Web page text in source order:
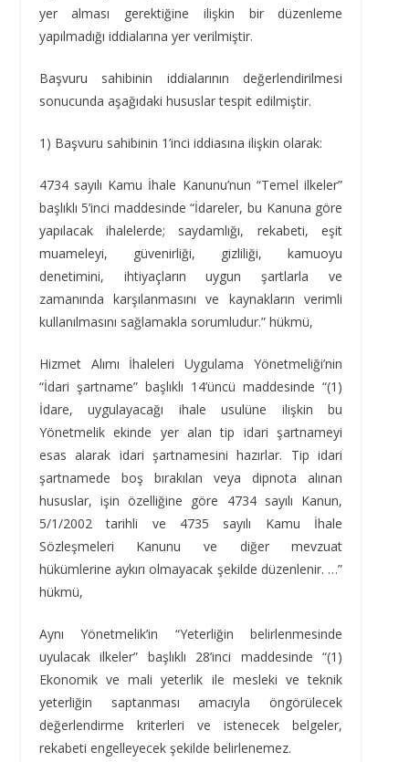
yer alması gerektiğine ilişkin bir düzenleme
yapılmadığı iddialarına yer verilmiştir.
Başvuru sahibinin iddialarının değerlendirilmesi
sonucunda aşağıdaki hususlar tespit edilmiştir.
1) Başvuru sahibinin 1’inci iddiasına ilişkin olarak:
4734 sayılı Kamu İhale Kanunu’nun “Temel ilkeler”
başlıklı 5’inci maddesinde “İdareler, bu Kanuna göre
yapılacak ihalelerde; saydamlığı, rekabeti, eşit
muameleyi, güvenirliği, gizliliği, kamuoyu
denetimini, ihtiyaçların uygun şartlarla ve
zamanında karşılanmasını ve kaynakların verimli
kullanılmasını sağlamakla sorumludur.” hükmü,
Hizmet Alımı İhaleleri Uygulama Yönetmeliği’nin
“İdari şartname” başlıklı 14’üncü maddesinde “(1)
İdare, uygulayacağı ihale usulüne ilişkin bu
Yönetmelik ekinde yer alan tip idari şartnameyi
esas alarak idari şartnamesini hazırlar. Tip idari
şartnamede boş bırakılan veya dipnota alınan
hususlar, işin özelliğine göre 4734 sayılı Kanun,
5/1/2002 tarihli ve 4735 sayılı Kamu İhale
Sözleşmeleri Kanunu ve diğer mevzuat
hükümlerine aykırı olmayacak şekilde düzenlenir. …”
hükmü,
Aynı Yönetmelik’in “Yeterliğin belirlenmesinde
uyulacak ilkeler” başlıklı 28’inci maddesinde “(1)
Ekonomik ve mali yeterlik ile mesleki ve teknik
yeterliğin saptanması amacıyla öngörülecek
değerlendirme kriterleri ve istenecek belgeler,
rekabeti engelleyecek şekilde belirlenemez.